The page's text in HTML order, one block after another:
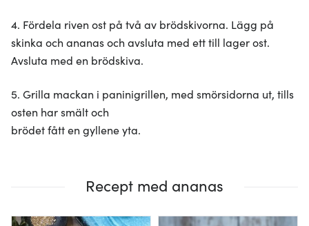
4. Fördela riven ost på två av brödskivorna. Lägg på
skinka och ananas och avsluta med ett till lager ost.
Avsluta med en brödskiva.
5. Grilla mackan i paninigrillen, med smörsidorna ut, tills
osten har smält och
brödet fått en gyllene yta.
Recept med ananas